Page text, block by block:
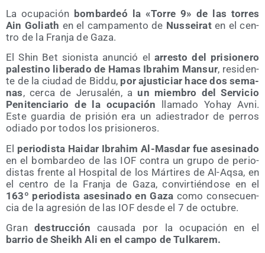
La ocu­pa­ción bom­bar­deó la «Torre 9» de las torres
Ain Goliath en el cam­pa­men­to de Nus­sei­raten el cen­
tro de la Fran­ja de Gaza.
El Shin Bet sio­nis­ta anun­ció elarres­to del pri­sio­ne­ro
pales­tino libe­ra­do de Hamas Ibrahim Man­sur, resi­den­
te de la ciu­dad de Bid­du, por ajus­ti­ciar hace dos sema­
nas, cer­ca de Jeru­sa­lén, a un miem­bro del Ser­vi­cio
Peni­ten­cia­rio de la ocu­pa­ción lla­ma­do Yohay Avni.
Este guar­dia de pri­sión era un adies­tra­dor de perros
odia­do por todos los prisioneros.
El perio­dis­ta Hai­dar Ibrahim Al-Mas­dar fue ase­si­na­do
en el bom­bar­deo de las IOF con­tra un gru­po de perio­
dis­tas fren­te al Hos­pi­tal de los Már­ti­res de Al-Aqsa, en
el cen­tro de la Fran­ja de Gaza, con­vir­tién­do­se en el
163º perio­dis­ta ase­si­na­do en Gaza como con­se­cuen­
cia de la agre­sión de las IOF des­de el 7 de octubre.
Gran des­truc­ción cau­sa­da por la ocu­pa­ción en el
barrio de Sheikh Ali en el cam­po de Tulkarem.